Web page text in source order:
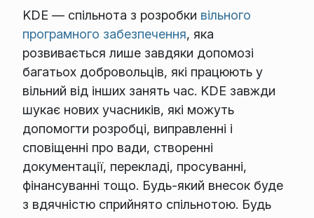
KDE — спільнота з розробки вільного
програмного забезпечення, яка
розвивається лише завдяки допомозі
багатьох добровольців, які працюють у
вільний від інших занять час. KDE завжди
шукає нових учасників, які можуть
допомогти розробці, виправленні і
сповіщенні про вади, створенні
документації, перекладі, просуванні,
фінансуванні тощо. Будь-який внесок буде
з вдячністю сприйнято спільнотою. Будь